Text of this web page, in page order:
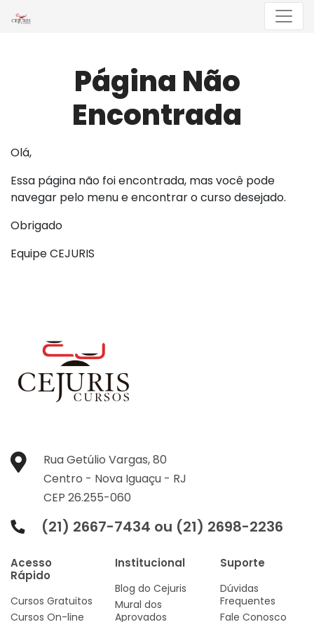
Menu
Página Não
Encontrada
Olá,
Essa página não foi encontrada, mas você pode
navegar pelo menu e encontrar o curso desejado.
Obrigado
Equipe CEJURIS
Rua Getúlio Vargas, 80
Centro - Nova Iguaçu - RJ
CEP 26.255-060
(21) 2667-7434 ou (21) 2698-2236
Acesso
Rápido
Cursos Gratuitos
Cursos On-line
Institucional
Blog do Cejuris
Mural dos
Aprovados
Suporte
Dúvidas
Frequentes
Fale Conosco